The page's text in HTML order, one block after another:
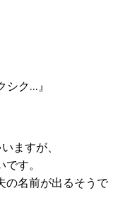
シク…』
ますが、
す。
の名前が出るそうで